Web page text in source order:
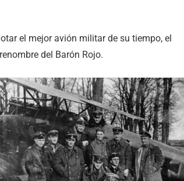
el mejor avión militar de su tiempo, el
del Barón Rojo.